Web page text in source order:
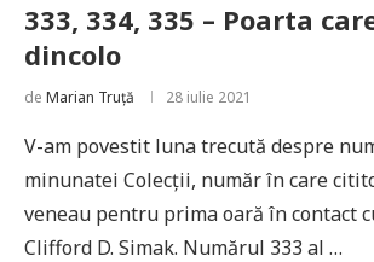
333, 334, 335 – Poarta
dincolo
de Marian Truță 28 iulie 2021
V-am povestit luna trecută despre
minunatei Colecții, număr în care
veneau pentru prima oară în contact
Clifford D. Simak. Numărul 333 al …